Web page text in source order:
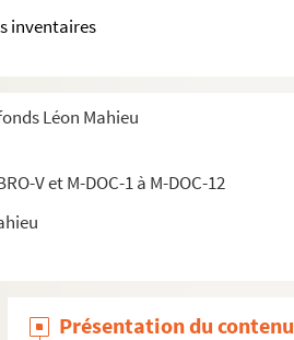
inventaires
Léon Mahieu
V et M-DOC-1 à M-DOC-12
Présentation du contenu